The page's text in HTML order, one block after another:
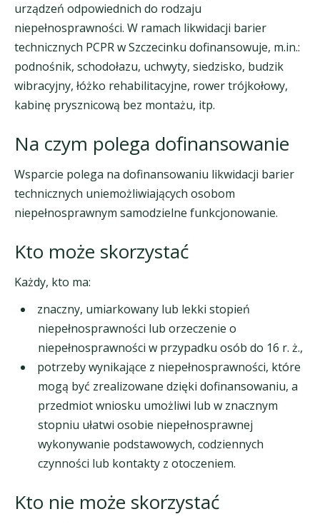
urządzeń odpowiednich do rodzaju
niepełnosprawności. W ramach likwidacji barier
technicznych PCPR w Szczecinku dofinansowuje, m.in.:
podnośnik, schodołazu, uchwyty, siedzisko, budzik
wibracyjny, łóżko rehabilitacyjne, rower trójkołowy,
kabinę prysznicową bez montażu, itp.
Na czym polega dofinansowanie
Wsparcie polega na dofinansowaniu likwidacji barier
technicznych uniemożliwiających osobom
niepełnosprawnym samodzielne funkcjonowanie.
Kto może skorzystać
Każdy, kto ma:
znaczny, umiarkowany lub lekki stopień
niepełnosprawności lub orzeczenie o
niepełnosprawności w przypadku osób do 16 r. ż.,
potrzeby wynikające z niepełnosprawności, które
mogą być zrealizowane dzięki dofinansowaniu, a
przedmiot wniosku umożliwi lub w znacznym
stopniu ułatwi osobie niepełnosprawnej
wykonywanie podstawowych, codziennych
czynności lub kontakty z otoczeniem.
Kto nie może skorzystać